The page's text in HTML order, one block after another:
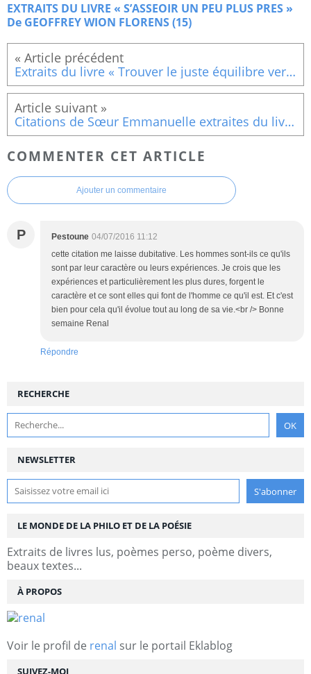
EXTRAITS DU LIVRE « S’ASSEOIR UN PEU PLUS PRES »
De GEOFFREY WION FLORENS (15)
Extraits du livre « Trouver le juste équilibre vers une vie épanouie »Le développement durable appliqué à nous-mêmes
Citations de Sœur Emmanuelle extraites du livre « Une pensée par jour » (11)
COMMENTER CET ARTICLE
Ajouter un commentaire
P Pestoune 04/07/2016 11:12
cette citation me laisse dubitative. Les hommes sont-ils ce qu'ils
sont par leur caractère ou leurs expériences. Je crois que les
expériences et particulièrement les plus dures, forgent le
caractère et ce sont elles qui font de l'homme ce qu'il est. Et c'est
bien pour cela qu'il évolue tout au long de sa vie.<br /> Bonne
semaine Renal
Répondre
NEWSLETTER
SUIVEZ-MOI
RECHERCHE
LE MONDE DE LA PHILO ET DE LA POÉSIE
Extraits de livres lus, poèmes perso, poème divers,
beaux textes...
À PROPOS
Voir le profil de renal sur le portail Eklablog